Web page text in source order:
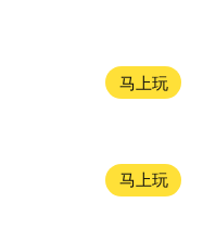
马上玩
马上玩